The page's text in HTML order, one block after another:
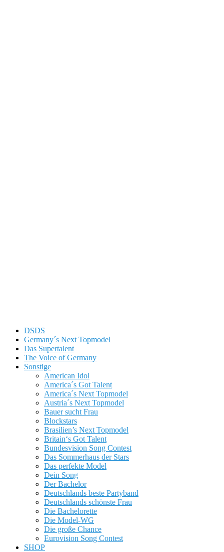
DSDS
Germany´s Next Topmodel
Das Supertalent
The Voice of Germany
Sonstige
American Idol
America´s Got Talent
America´s Next Topmodel
Austria´s Next Topmodel
Bauer sucht Frau
Blockstars
Brasilien’s Next Topmodel
Britain‘s Got Talent
Bundesvision Song Contest
Das Sommerhaus der Stars
Das perfekte Model
Dein Song
Der Bachelor
Deutschlands beste Partyband
Deutschlands schönste Frau
Die Bachelorette
Die Model-WG
Die große Chance
Eurovision Song Contest
SHOP